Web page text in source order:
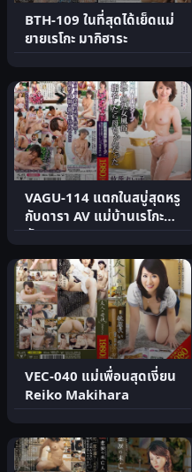
BTH-109 ในที่สุดได้เย็ดแม่
ยายเรโกะ มากิฮาระ
VAGU-114 แตกในสบู่สุดหรู
กับดารา AV แม่บ้านเรโกะ
มัคฮาระ
VEC-040 แม่เพื่อนสุดเงี่ยน
Reiko Makihara